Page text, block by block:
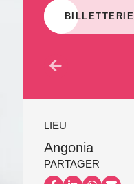
BILLETTERIE
LIEU
Angonia
PARTAGER